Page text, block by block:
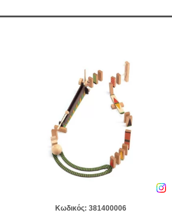
Κωδικός: 381400006